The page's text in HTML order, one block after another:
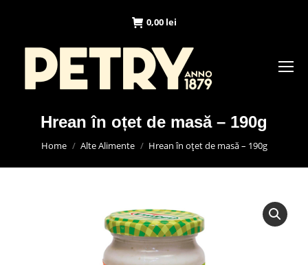
0,00 lei
Hrean în oțet de masă – 190g
You are here:
Home Alte Alimente Hrean în oțet de masă – 190g